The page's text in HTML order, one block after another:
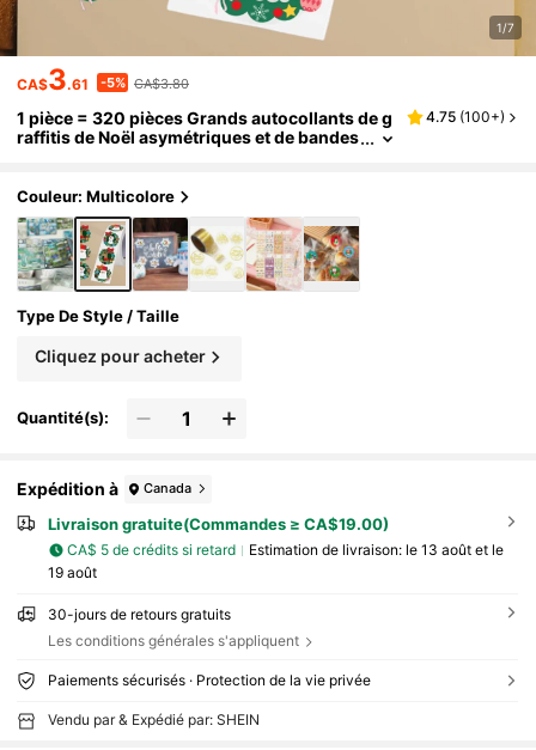
1/7
CA$3.61 -5% CA$3.80
1 pièce = 320 pièces Grands autocollants de g
raffitis de Noël asymétriques et de bandes
4.75 (100+)
Couleur: Multicolore
Type De Style / Taille
Cliquez pour acheter
Quantité(s):
Expédition à Canada
Livraison gratuite(Commandes ≥ CA$19.00)
CA$ 5 de crédits si retard Estimation de livraison: le 13 août et le
19 août
30-jours de retours gratuits
Les conditions générales s'appliquent
Paiements sécurisés · Protection de la vie privée
Vendu par & Expédié par: SHEIN